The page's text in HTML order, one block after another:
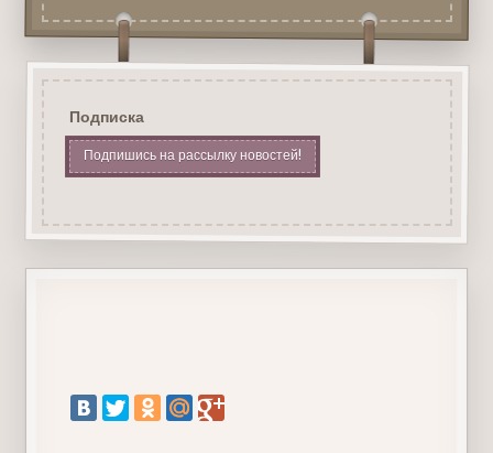
Подписка
Подпишись на рассылку новостей!